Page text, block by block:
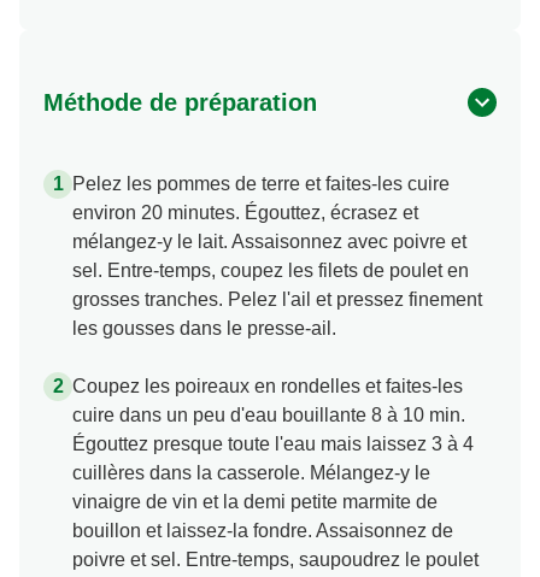
Pelez les pommes de terre et faites-les cuire
environ 20 minutes. Égouttez, écrasez et
mélangez-y le lait. Assaisonnez avec poivre et
sel. Entre-temps, coupez les filets de poulet en
grosses tranches. Pelez l'ail et pressez finement
Coupez les poireaux en rondelles et faites-les
cuire dans un peu d'eau bouillante 8 à 10 min.
Égouttez presque toute l'eau mais laissez 3 à 4
cuillères dans la casserole. Mélangez-y le
vinaigre de vin et la demi petite marmite de
bouillon et laissez-la fondre. Assaisonnez de